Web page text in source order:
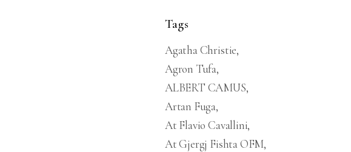
Tags
Agatha Christie
Agron Tufa
ALBERT CAMUS
Artan Fuga
At Flavio Cavallini
At Gjergj Fishta OFM